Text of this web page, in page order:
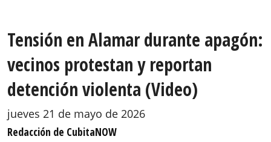
Tensión en Alamar durante apagón:
vecinos protestan y reportan
detención violenta (Video)
jueves 21 de mayo de 2026
Redacción de CubitaNOW